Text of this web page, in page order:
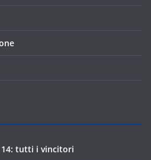
14: tutti i vincitori